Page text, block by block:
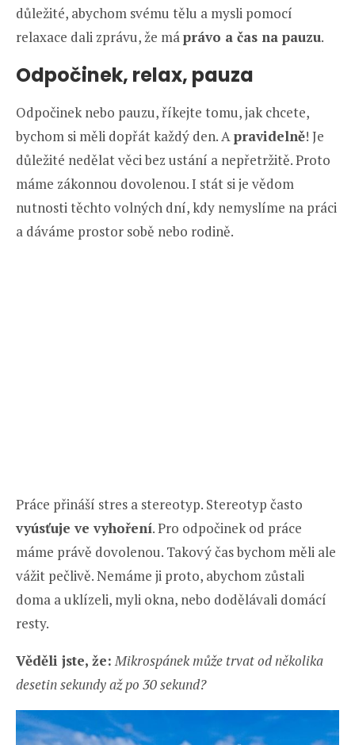
důležité, abychom svému tělu a mysli pomocí
relaxace dali zprávu, že máprávo a čas na pauzu.
Odpočinek, relax, pauza
Odpočinek nebo pauzu, říkejte tomu, jak chcete,
bychom si měli dopřát každý den. Apravidelně! Je
důležité nedělat věci bez ustání a nepřetržitě. Proto
máme zákonnou dovolenou. I stát si je vědom
nutnosti těchto volných dní, kdy nemyslíme na práci
a dáváme prostor sobě nebo rodině.
Práce přináší stres a stereotyp. Stereotyp často
vyúsťuje ve vyhoření. Pro odpočinek od práce
máme právě dovolenou. Takový čas bychom měli ale
vážit pečlivě. Nemáme ji proto, abychom zůstali
doma a uklízeli, myli okna, nebo dodělávali domácí
resty.
Věděli jste, že: Mikrospánek může trvat od několika
desetin sekundy až po 30 sekund?